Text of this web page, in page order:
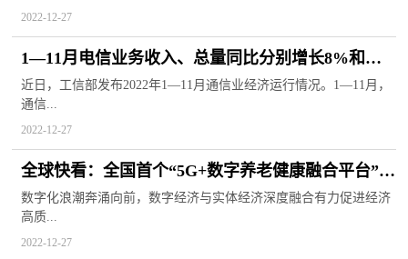
2022-12-27
1—11月电信业务收入、总量同比分别增长8%和
21.4%:全球百事通
近日，工信部发布2022年1—11月通信业经济运行情况。1—11月，
通信...
2022-12-27
全球快看：全国首个“5G+数字养老健康融合平台”落
地
上海移动打造社区养老新模式
数字化浪潮奔涌向前，数字经济与实体经济深度融合有力促进经济
高质...
2022-12-27